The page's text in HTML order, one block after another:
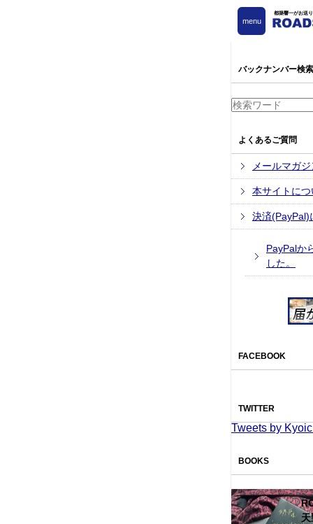
都築響一がお送
menu
バックナンバー検索
よくあるご質問
メールマガ
本サイトにつ
決済(PayPal)
PayPalか
した。
FACEBOOK
TWITTER
Tweets by
BOOKS